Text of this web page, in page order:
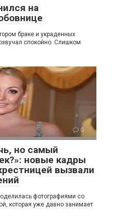
на
браке и украденных
спокойно. Слишком
0
но самый
новые кадры
вызвали
фотографиями со
которая уже давно занимает